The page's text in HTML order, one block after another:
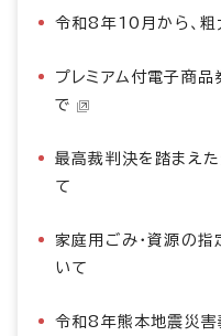
令和8年10月から、粗
プレミアム付電子商
で
最高裁判決を踏まえ
て
家庭用ごみ・資源の
いて
令和8年熊本地震災害